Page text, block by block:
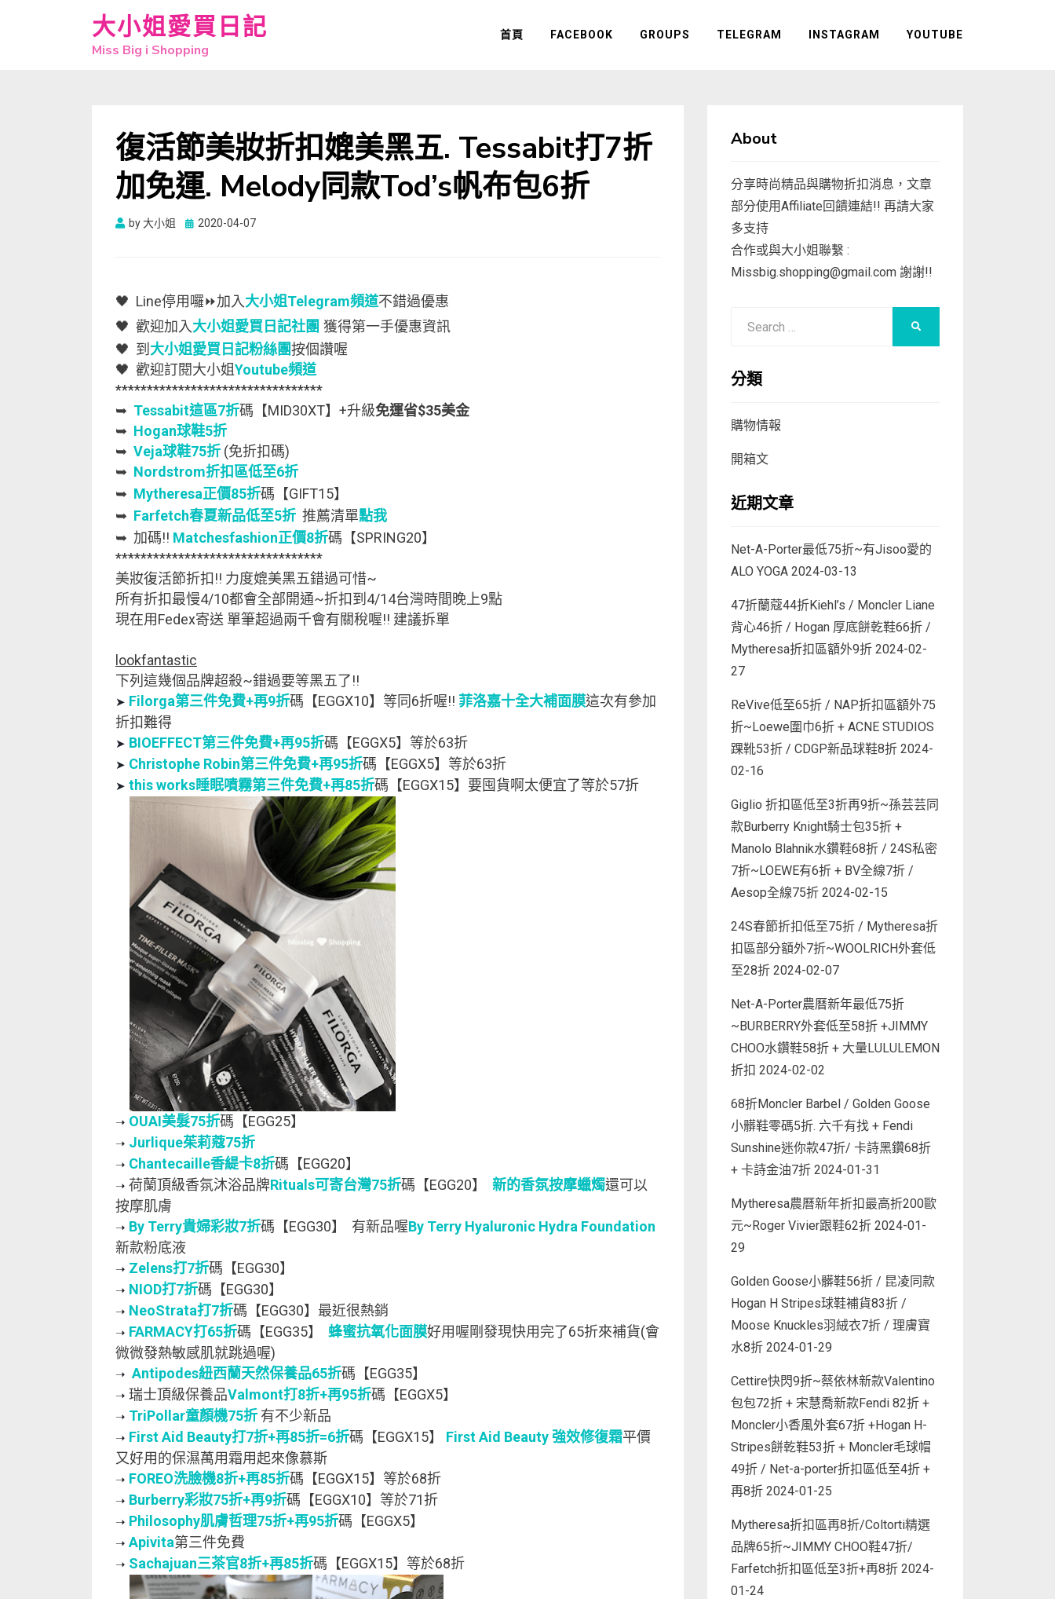
大小姐愛買日記
Miss Big i Shopping
首頁 FACEBOOK GROUPS TELEGRAM INSTAGRAM YOUTUBE
復活節美妝折扣媲美黑五. Tessabit打7折
加免運. Melody同款Tod’s帆布包6折
by大小姐
Posted
2020-04-07
🖤 Line停用囉⏩加入大小姐Telegram頻道不錯過優惠
🖤 歡迎加入大小姐愛買日記社團 獲得第一手優惠資訊
🖤 到 大小姐愛買日記粉絲團按個讚喔
🖤 歡迎訂閱大小姐Youtube頻道
*********************************
➥ Tessabit這區7折碼【MID30XT】+升級免運省$35美金
➥ Hogan球鞋5折
➥ Veja球鞋75折 (免折扣碼)
➥ Nordstrom折扣區低至6折
➥ Mytheresa正價85折碼【GIFT15】
➥ Farfetch春夏新品低至5折 推薦清單點我
➥ 加碼!! Matchesfashion正價8折碼【SPRING20】
*********************************
美妝復活節折扣!! 力度媲美黑五錯過可惜~
所有折扣最慢4/10都會全部開通~折扣到4/14台灣時間晚上9點
現在用Fedex寄送 單筆超過兩千會有關稅喔!! 建議拆單
lookfantastic
下列這幾個品牌超殺~錯過要等黑五了!!
➤ Filorga第三件免費+再9折碼【EGGX10】等同6折喔!! 菲洛嘉十全大補面膜這次有參加
折扣難得
➤ BIOEFFECT第三件免費+再95折碼【EGGX5】等於63折
➤ Christophe Robin第三件免費+再95折碼【EGGX5】等於63折
➤ this works睡眠噴霧第三件免費+再85折碼【EGGX15】要囤貨啊太便宜了等於57折
➝ OUAI美髮75折碼【EGG25】
➝ Jurlique茱莉蔻75折
➝ Chantecaille香緹卡8折碼【EGG20】
➝ 荷蘭頂級香氛沐浴品牌Rituals可寄台灣75折碼【EGG20】 新的香氛按摩蠟燭還可以
按摩肌膚
➝ By Terry貴婦彩妝7折碼【EGG30】 有新品喔By Terry Hyaluronic Hydra Foundation
新款粉底液
➝ Zelens打7折碼【EGG30】
➝ NIOD打7折碼【EGG30】
➝ NeoStrata打7折碼【EGG30】最近很熱銷
➝ FARMACY打65折碼【EGG35】 蜂蜜抗氧化面膜好用喔剛發現快用完了65折來補貨(會
微微發熱敏感肌就跳過喔)
➝ Antipodes紐西蘭天然保養品65折碼【EGG35】
➝ 瑞士頂級保養品Valmont打8折+再95折碼【EGGX5】
➝ TriPollar童顏機75折 有不少新品
➝ First Aid Beauty打7折+再85折=6折碼【EGGX15】 First Aid Beauty 強效修復霜平價
又好用的保濕萬用霜用起來像慕斯
➝ FOREO洗臉機8折+再85折碼【EGGX15】等於68折
➝ Burberry彩妝75折+再9折碼【EGGX10】等於71折
➝ Philosophy肌膚哲理75折+再95折碼【EGGX5】
➝ Apivita第三件免費
➝ Sachajuan三茶官8折+再85折碼【EGGX15】等於68折
About
分享時尚精品與購物折扣消息，文章
部分使用Affiliate回饋連結!! 再請大家
多支持
合作或與大小姐聯繫 :
Missbig.shopping@gmail.com謝謝!!
分類
購物情報
開箱文
近期文章
Net-A-Porter最低75折~有Jisoo愛的
ALO YOGA 2024-03-13
47折蘭蔻44折Kiehl’s / Moncler Liane
背心46折 / Hogan 厚底餅乾鞋66折 /
Mytheresa折扣區額外9折 2024-02-
27
ReVive低至65折 / NAP折扣區額外75
折~Loewe圍巾6折 + ACNE STUDIOS
踝靴53折 / CDGP新品球鞋8折 2024-
02-16
Giglio 折扣區低至3折再9折~孫芸芸同
款Burberry Knight騎士包35折 +
Manolo Blahnik水鑽鞋68折 / 24S私密
7折~LOEWE有6折 + BV全線7折 /
Aesop全線75折 2024-02-15
24S春節折扣低至75折 / Mytheresa折
扣區部分額外7折~WOOLRICH外套低
至28折 2024-02-07
Net-A-Porter農曆新年最低75折
~BURBERRY外套低至58折 +JIMMY
CHOO水鑽鞋58折 + 大量LULULEMON
折扣 2024-02-02
68折Moncler Barbel / Golden Goose
小髒鞋零碼5折. 六千有找 + Fendi
Sunshine迷你款47折/ 卡詩黑鑽68折
+ 卡詩金油7折 2024-01-31
Mytheresa農曆新年折扣最高折200歐
元~Roger Vivier跟鞋62折 2024-01-
29
Golden Goose小髒鞋56折 / 昆凌同款
Hogan H Stripes球鞋補貨83折 /
Moose Knuckles羽絨衣7折 / 理膚寶
水8折 2024-01-29
Cettire快閃9折~蔡依林新款Valentino
包包72折 + 宋慧喬新款Fendi 82折 +
Moncler小香風外套67折 +Hogan H-
Stripes餅乾鞋53折 + Moncler毛球帽
49折 / Net-a-porter折扣區低至4折 +
再8折 2024-01-25
Mytheresa折扣區再8折/Coltorti精選
品牌65折~JIMMY CHOO鞋47折/
Farfetch折扣區低至3折+再8折 2024-
01-24